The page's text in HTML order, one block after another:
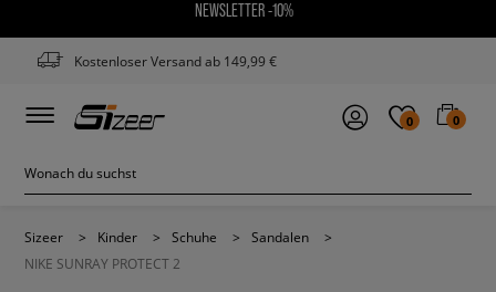
NEWSLETTER -10%
Kostenloser Versand ab 149,99 €
0 0
Sizeer > Kinder > Schuhe > Sandalen
>
NIKE SUNRAY PROTECT 2